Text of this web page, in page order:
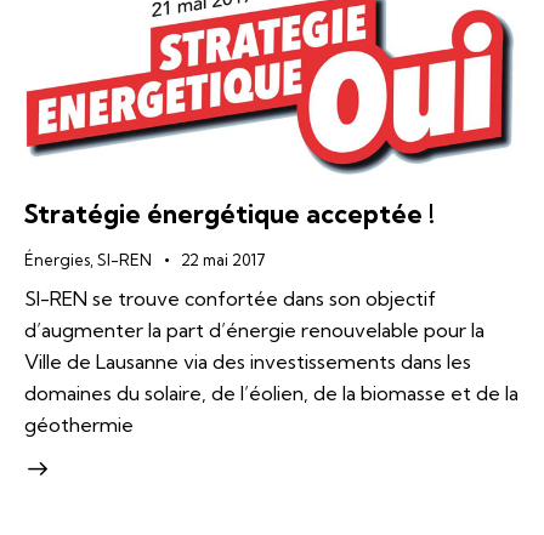
Stratégie énergétique acceptée !
Énergies SI-REN 22 mai 2017
SI-REN se trouve confortée dans son objectif
d’augmenter la part d’énergie renouvelable pour la
Ville de Lausanne via des investissements dans les
domaines du solaire, de l’éolien, de la biomasse et de la
géothermie